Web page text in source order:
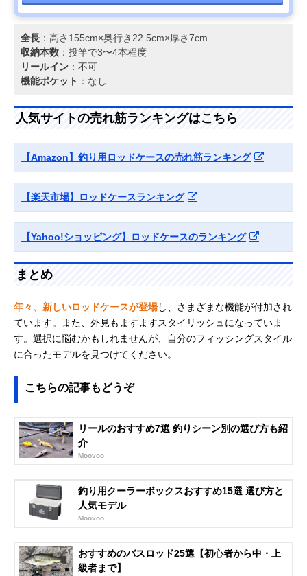
全長 ：高さ155cm×奥行き22.5cm×厚さ7cm
収納本数 ：投竿で3〜4本程度
リールイン ：不可
機能ポケット ：なし
人気サイトの売れ筋ランキングはこちら
【Amazon】釣り用ロッドケースの売れ筋ランキング
【楽天市場】ロッドケースランキング
【Yahoo!ショッピング】ロッドケースのランキング
まとめ
年々、新しいロッドケースが登場し、さまざまな機能が付加され
ています。また、外見もますますスタイリッシュになっていま
す。選択に悩むかもしれませんが、自分のフィッシングスタイル
に合ったモデルを見つけてください。
こちらの記事もどうぞ
リールのおすすめ7選 釣りシーン別の選び方も紹
介
Moovoo
釣り用クーラーボックスおすすめ15選 選び方と
人気モデル
Moovoo
おすすめのバスロッド25選【初心者から中・上
級者まで】